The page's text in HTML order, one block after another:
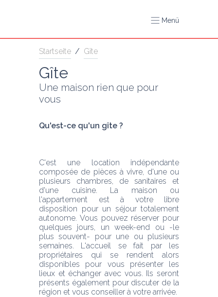
Menü
Startseite / Gîte
Gîte
Une maison rien que pour
vous
Qu'est-ce qu'un gîte ?
C'est une location indépendante
composée de pièces à vivre, d'une ou
plusieurs chambres, de sanitaires et
d'une cuisine. La maison ou
l'appartement est à votre libre
disposition pour un séjour totalement
autonome. Vous pouvez réserver pour
quelques jours, un week-end ou -le
plus souvent- pour une ou plusieurs
semaines. L'accueil se fait par les
propriétaires qui se rendent alors
disponibles pour vous présenter les
lieux et échanger avec vous. Ils seront
présents également pour discuter de la
région et vous conseiller à votre arrivée.